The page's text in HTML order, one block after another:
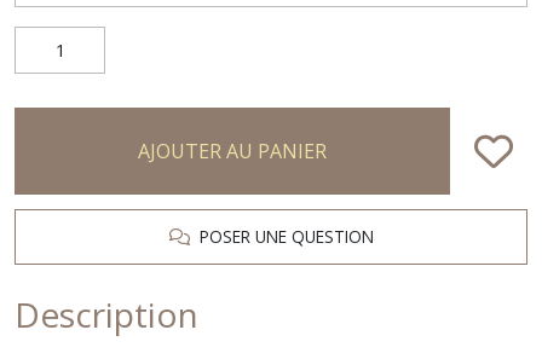
AJOUTER AU PANIER
POSER UNE QUESTION
Description